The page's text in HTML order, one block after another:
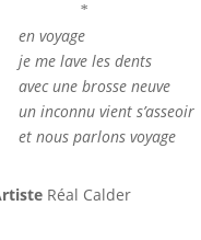
*
en voyage
je me lave les dents
avec une brosse neuve
un inconnu vient s’asseoir
et nous parlons voyage
Réal Calder